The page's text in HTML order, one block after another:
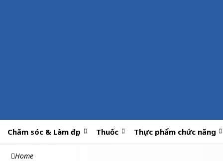
Chăm sóc & Làm đẹp Thuốc Thực phẩm chức năng
Home